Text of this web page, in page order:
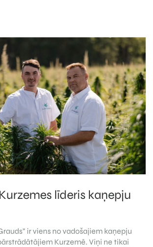
līderis kaņepju
ir viens no vadošajiem kaņepju
Kurzemē. Viņi ne tikai